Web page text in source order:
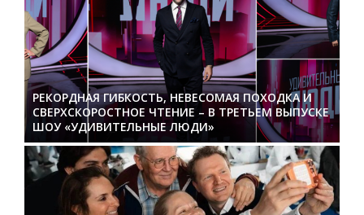
РЕКОРДНАЯ ГИБКОСТЬ, НЕВЕСОМАЯ ПОХОДКА И
СВЕРХСКОРОСТНОЕ ЧТЕНИЕ – В ТРЕТЬЕМ ВЫПУСКЕ
ШОУ «УДИВИТЕЛЬНЫЕ ЛЮДИ»